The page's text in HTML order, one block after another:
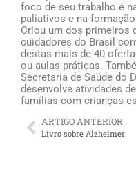
foco de seu trabalho é
paliativos e na
Criou um dos primeiros
cuidadores do Brasil
destas mais de 40
ou aulas práticas.
Secretaria de Saúde do
desenvolve atividades
famílias com crianças
ARTIGO ANTERIOR
Livro sobre Alzheimer